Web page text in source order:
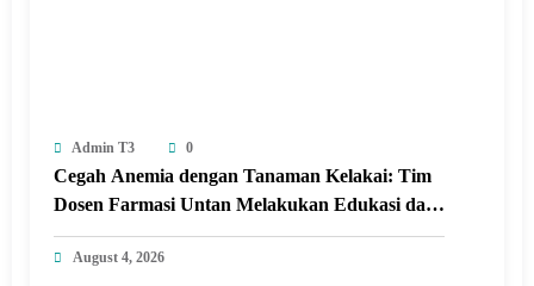
Admin T3 0
Cegah Anemia dengan Tanaman Kelakai: Tim
Dosen Farmasi Untan Melakukan Edukasi dan
Pelatihan Pembuatan Minuman Herbal
Tanaman Kelakai di Posyandu Seroja Sungai
August 4, 2026